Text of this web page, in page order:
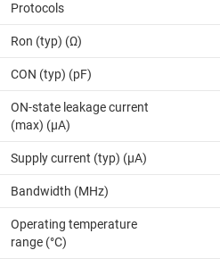
Protocols
Ron (typ) (Ω)
CON (typ) (pF)
ON-state leakage current
(max) (µA)
Supply current (typ) (µA)
Bandwidth (MHz)
Operating temperature
range (°C)